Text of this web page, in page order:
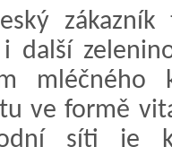
zákazník
i další
ve formě
síti je